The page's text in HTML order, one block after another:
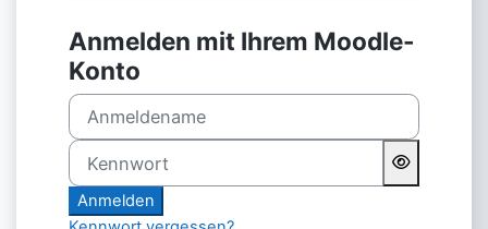
Anmelden mit Ihrem Moodle-
Konto
Anmeldename
Kennwort
Anmelden